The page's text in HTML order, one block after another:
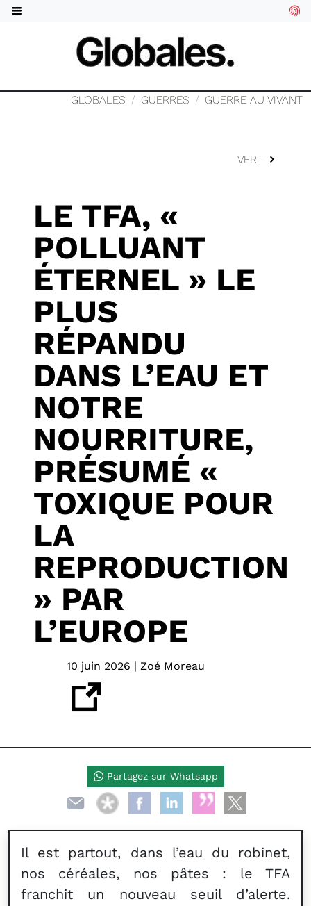
GLOBALES GUERRES GUERRE AU VIVANT
VERT
LE TFA, «
POLLUANT
ÉTERNEL » LE
PLUS
RÉPANDU
DANS L’EAU ET
NOTRE
NOURRITURE,
PRÉSUMÉ «
TOXIQUE POUR
LA
REPRODUCTION
» PAR
L’EUROPE
10 juin 2026 | Zoé Moreau
Il est partout, dans l’eau du robinet,
nos céréales, nos pâtes : le TFA
franchit un nouveau seuil d’alerte.
Partagez sur Whatsapp